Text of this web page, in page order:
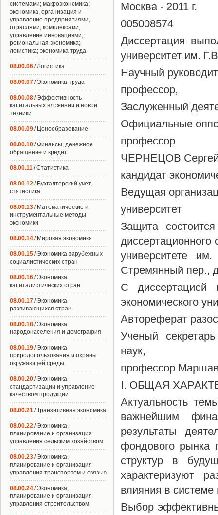
Москва - 2011 г.
005008574
Диссертация
университет им.
Научный
профессор,
Заслуженный
Официальные
профессор
ЧЕРНЕЦОВ Сергей
кандидат
Ведущая
университет
Защита
университете
Стремянный пер.,
С диссертацией
экономического
Автореферат
Ученый
наук,
профессор
I. ОБЩАЯ
Актуальность
важнейшим
результаты
фондового рынка
структур в
характеризуют
влияния в системе
Выбор
системами; макроэкономика;
экономика, организация и
управление предприятиями,
отраслями, комплексами;
управление инновациями;
региональная экономика;
логистика; экономика труда
08.00.06/ Логистика
08.00.07/ Экономика труда
08.00.08/ Эффективность
капитальных вложений и новой
техники
08.00.09/ Ценообразование
08.00.10/ Финансы, денежное
обращение и кредит
08.00.11/ Статистика
08.00.12/ Бухгалтерский учет,
статистика
08.00.13/ Математические и
инструментальные методы
экономики
08.00.14/ Мировая экономика
08.00.15/ Экономика зарубежных
социалистических стран
08.00.16/ Экономика
капиталистических стран
08.00.17/ Экономика
развивающихся стран
08.00.18/ Экономика
народонаселения и демография
08.00.19/ Экономика
природопользования и охраны
окружающей среды
08.00.20/ Экономика
стандартизации и управление
качеством продукции
08.00.21/ Транзитивная экономика
08.00.22/ Экономика,
планирование и организация
управления сельским хозяйством
08.00.23/ Экономика,
планирование и организация
управления транспортом и связью
08.00.24/ Экономика,
планирование и организация
управления строительством